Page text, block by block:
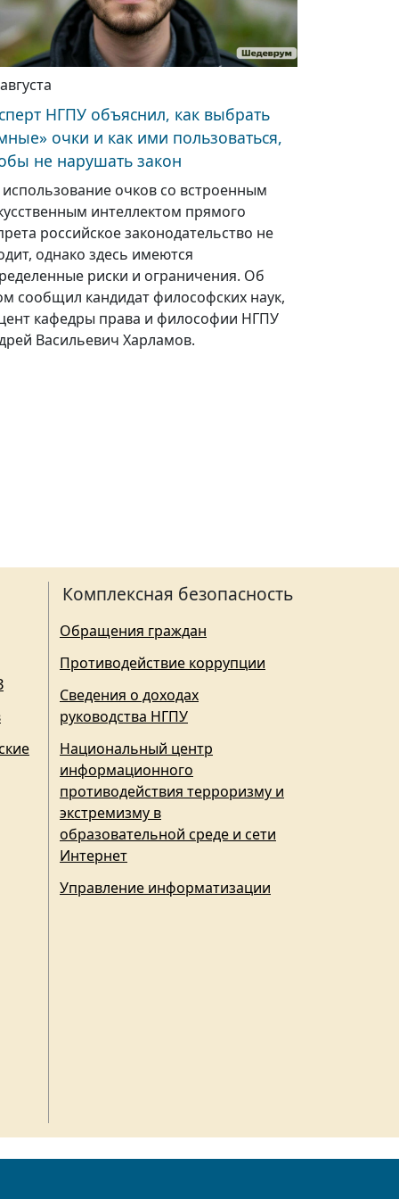
НГПУ объяснил, как выбрать
очки и как ими пользоваться,
не нарушать закон
очков со встроенным
интеллектом прямого
российское законодательство не
однако здесь имеются
риски и ограничения. Об
сообщил кандидат философских наук,
кафедры права и философии НГПУ
Васильевич Харламов.
Комплексная безопасность
Обращения граждан
Противодействие коррупции
Сведения о доходах
руководства НГПУ
Национальный центр
информационного
противодействия терроризму и
экстремизму в
образовательной среде и сети
Интернет
Управление информатизации